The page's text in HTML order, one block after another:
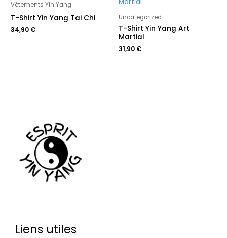
Vêtements Yin Yang
T-Shirt Yin Yang Tai Chi
34,90 €
Uncategorized
T-Shirt Yin Yang Art
Martial
31,90 €
Liens utiles